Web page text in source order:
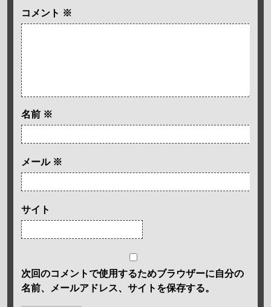
コメント ※
名前 ※
メール ※
サイト
次回のコメントで使用するためブラウザーに自分の
名前、メールアドレス、サイトを保存する。